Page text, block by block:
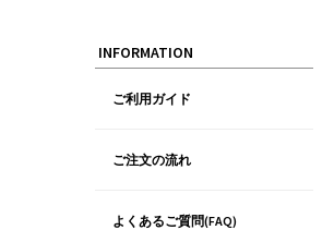
INFORMATION
ご利用ガイド
ご注文の流れ
よくあるご質問(FAQ)